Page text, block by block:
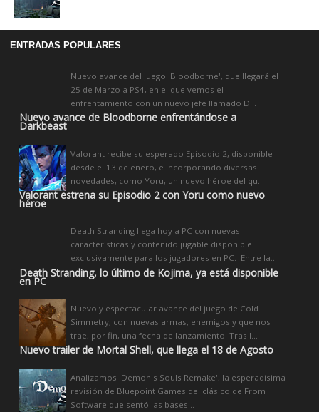
ENTRADAS POPULARES
Nuevo avance de Bloodborne enfrentándose a
Darkbeast
Nuevo avance del juego 'Bloodborne', que llegará el
25 de Marzo a PS4, en el que vemos el
enfrentamiento con un nuevo jefe llamado D...
Valorant estrena su Episodio 2 con Yoru como nuevo
héroe
Valorant recibe su esperado Episodio 2, disponible
desde el 13 de enero, e incorporando diversas
novedades, como Yoru, un nuevo héroe del qu...
Death Stranding, lo último de Kojima, ya está disponible
en PC
Death Stranding llega hoy a PC con nuevas
características y contenido jugable disponible
exclusivamente para los jugadores en PC. Entre la...
Nuevo trailer de Mortal Shell, que llega el 18 de Agosto
Nuevo y espectacular avance del juego de Cold
Simmetry, con nuevas armas, enemigos y que nos
trae, por fin, una fecha de lanzamiento. Tras l...
Analizamos 'Demon's Souls Remake', la esperadísima
revisión de Bluepoint Games del clásico de From
Software que sentó las bases...